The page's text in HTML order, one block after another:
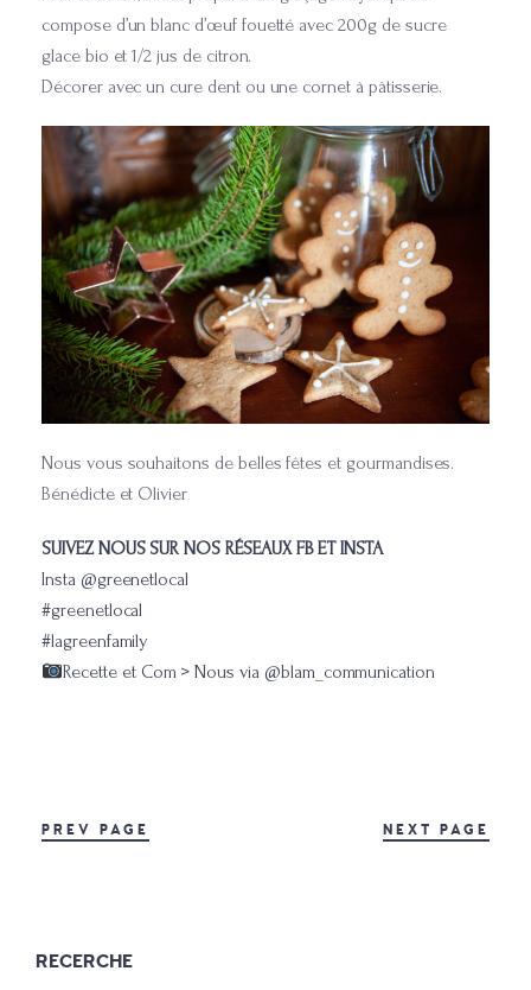
compose d’un blanc d’œuf fouetté avec 200g de sucre
glace bio et 1/2 jus de citron.
Décorer avec un cure dent ou une cornet à pâtisserie.
Nous vous souhaitons de belles fêtes et gourmandises.
Bénédicte et Olivier
SUIVEZ NOUS SUR NOS RÉSEAUX FB ET INSTA
Insta @greenetlocal
#greenetlocal
#lagreenfamily
Recette et Com > Nous via @blam_communication
PREV PAGE NEXT PAGE
RECERCHE